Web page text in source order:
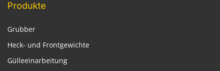
Produkte
Grubber
Heck- und Frontgewichte
Gülleeinarbeitung